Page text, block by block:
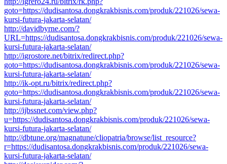
goto=https://dudisantosa.dongkrakbisnis.com/produk/221026/sewa-
kursi-futura-jakarta-selatan/
http://davidbyrne.com/?
URL=https://dudisantosa.dongkrakbisnis.com/produk/221026/sewa-
kursi-futura-jakarta-selatan/
http://igrostore.net/bitrix/redirect.php?
goto=https://dudisantosa.dongkrakbisnis.com/produk/221026/sewa-
kursi-futura-jakarta-selatan/
http://ik-opt.ru/bitrix/redirect.php?
goto=https://dudisantosa.dongkrakbisnis.com/produk/221026/sewa-
kursi-futura-jakarta-selatan/
http://ijbssnet.com/view.php?
u=https://dudisantosa.dongkrakbisnis.com/produk/221026/sewa-
kursi-futura-jakarta-selatan/
http://dbtune.org/magnatune/cliopatria/browse/list_resource?
r=https://dudisantosa.dongkrakbisnis.com/produk/221026/sewa-
kursi-futura-jakarta-selatan/